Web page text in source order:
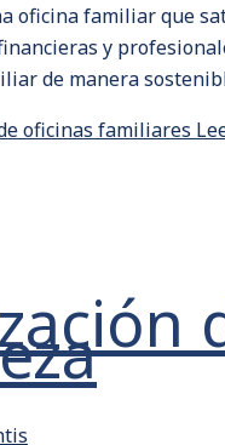
oficina familiar que
y
de manera
oficinas familiares